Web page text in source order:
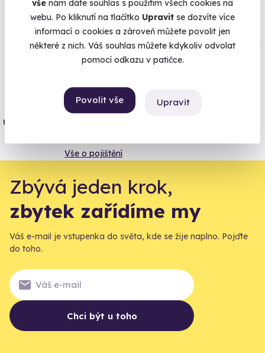
vše nám dáte souhlas s použitím všech cookies na
webu. Po kliknutí na tlačítko Upravit se dozvíte více
informací o cookies a zároveň můžete povolit jen
některé z nich. Váš souhlas můžete kdykoliv odvolat
pomocí odkazu v patičce.
Povolit vše Upravit
Co si o nás myslí
Jeden nikdy neví. Máme nejvyšší
úrazové pojištění z nabídky zážitkových
Vše o pojištění
Zbývá jeden krok,
zbytek zařídíme my
Váš e-mail je vstupenka do světa, kde se žije naplno. Pojďte
do toho.
Chci být u toho